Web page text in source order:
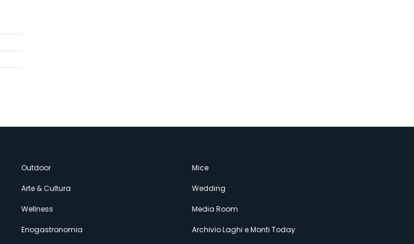
Outdoor
Arte & Cultura
Wellness
Enogastronomia
Mice
Wedding
Media Room
Archivio Laghi e Monti Today